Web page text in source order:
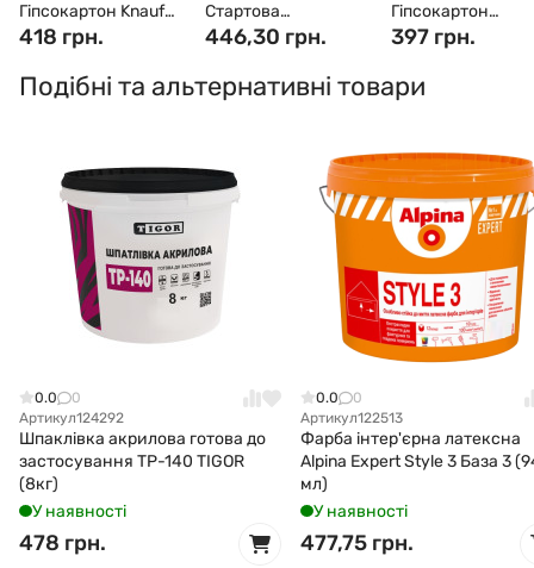
Гіпсокартон Knauf
стіновий
418 грн.
Стартова
штукатурка Knauf
446,30 грн.
Гіпсокартон
стельовий Knauf
397 грн.
Подібні та альтернативні товари
0.0
0
Артикул124292
Шпаклівка акрилова готова до
застосування TP-140 TIGOR
(8кг)
У наявності
478 грн.
0.0
0
Артикул122513
Фарба інтер'єрна латексна
Alpina Expert Style 3 База 3
мл)
У наявності
477,75 грн.